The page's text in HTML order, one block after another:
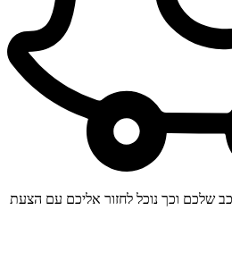
שלכם וכך נוכל לחזור אליכם עם הצעת